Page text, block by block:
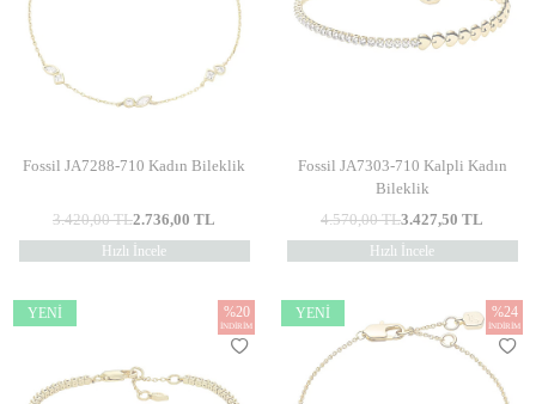
Fossil JA7288-710 Kadın Bileklik
3.420,00TL2.736,00 TL
Hızlı İncele
Fossil JA7303-710 Kalpli Kadın
Bileklik
4.570,00TL3.427,50 TL
Hızlı İncele
YENI %20
İNDIRIM
YENI %24
İNDIRIM